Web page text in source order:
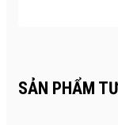
SẢN PHẨM